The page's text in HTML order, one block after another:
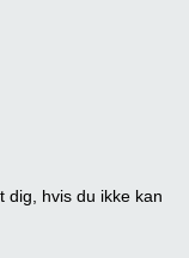
dig, hvis du ikke kan